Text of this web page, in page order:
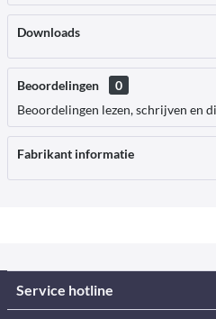
Downloads
Beoordelingen
0
Beoordelingen lezen, schrijven en
Fabrikant informatie
Service hotline